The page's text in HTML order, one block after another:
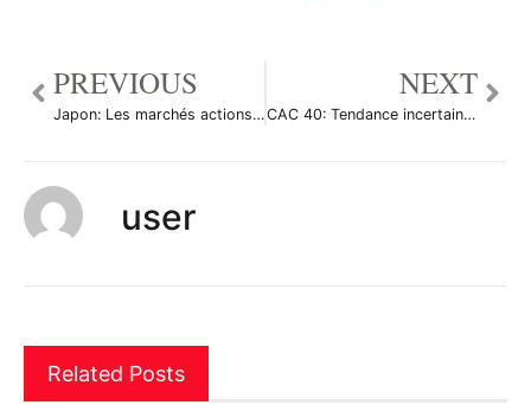
PREVIOUS
Japon: Les marchés actions finissent en hausse; l’indice Nikkei 225 gagne 0,05%
NEXT
CAC 40: Tendance incertaine dans l’attente d’indicateurs importants demain
user
Related Posts